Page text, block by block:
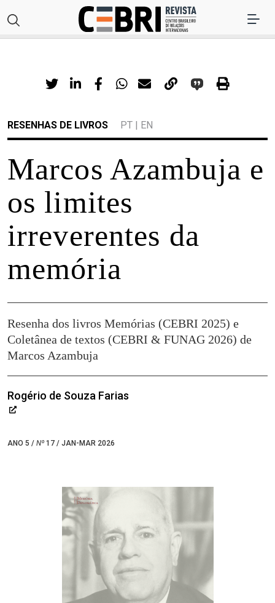
RESENHAS DE LIVROS PT | EN
Marcos Azambuja e
os limites
irreverentes da
memória
Resenha dos livros Memórias (CEBRI 2025) e
Coletânea de textos (CEBRI & FUNAG 2026) de
Marcos Azambuja
Rogério de Souza Farias
ANO 5 / Nº 17 / JAN-MAR 2026